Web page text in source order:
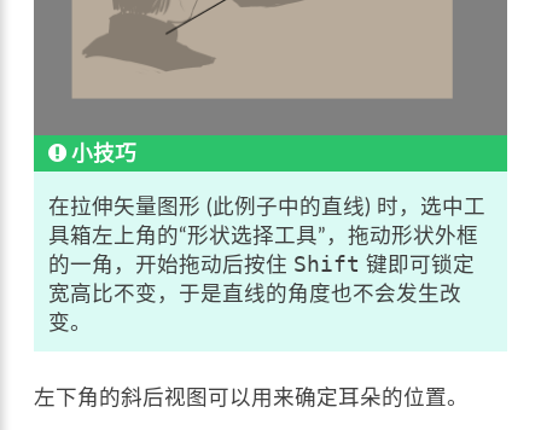
小技巧
在拉伸矢量图形 (此例子中的直线) 时，选中工
具箱左上角的“形状选择工具”，拖动形状外框
的一角，开始拖动后按住 Shift 键即可锁定
宽高比不变，于是直线的角度也不会发生改
变。
左下角的斜后视图可以用来确定耳朵的位置。